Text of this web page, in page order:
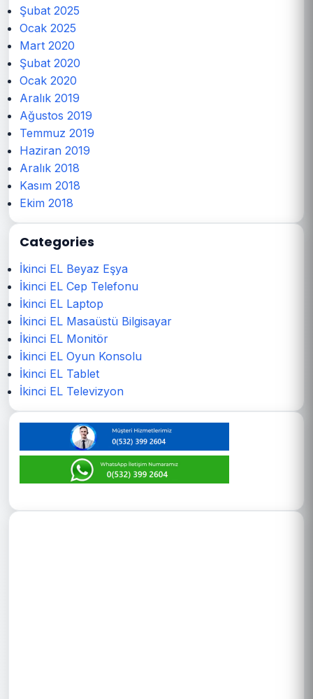
Şubat 2025
Ocak 2025
Mart 2020
Şubat 2020
Ocak 2020
Aralık 2019
Ağustos 2019
Temmuz 2019
Haziran 2019
Aralık 2018
Kasım 2018
Ekim 2018
Categories
İkinci EL Beyaz Eşya
İkinci EL Cep Telefonu
İkinci EL Laptop
İkinci EL Masaüstü Bilgisayar
İkinci EL Monitör
İkinci EL Oyun Konsolu
İkinci EL Tablet
İkinci EL Televizyon